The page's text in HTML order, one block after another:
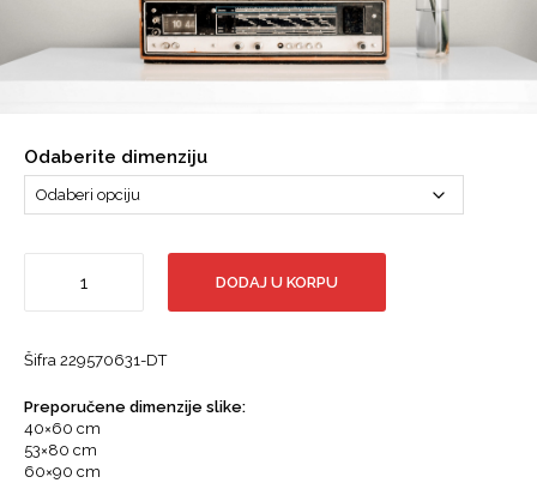
Odaberite dimenziju
Portret,
slika
DODAJ U KORPU
Šifra 229570631-DT
Preporučene dimenzije slike:
40×60 cm
53×80 cm
60×90 cm